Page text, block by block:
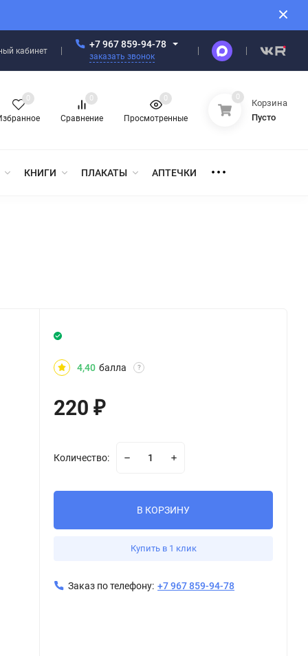
кабинет
+7 967 859-94-78
заказать звонок
0
Сравнение
0
Просмотренные
0 0
Корзина
Пусто
КНИГИ ПЛАКАТЫ АПТЕЧКИ
4,40 балла ?
220₽
Количество:
В КОРЗИНУ
Купить в 1 клик
Заказ по телефону: +7 967 859-94-78